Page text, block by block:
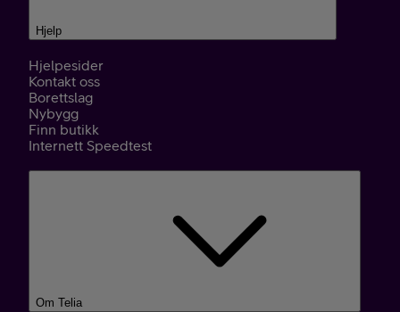
Hjelp
Hjelpesider
Kontakt oss
Borettslag
Nybygg
Finn butikk
Internett Speedtest
Om Telia